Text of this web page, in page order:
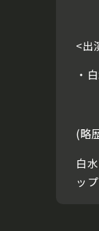
<出
・
(略
白
ッ